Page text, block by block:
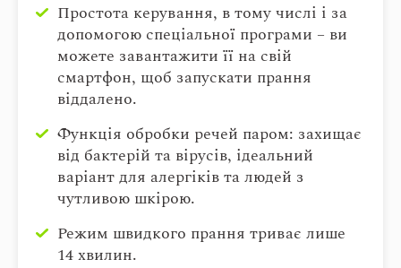
Простота керування, в тому числі і за
допомогою спеціальної програми – ви
можете завантажити її на свій
смартфон, щоб запускати прання
віддалено.
Функція обробки речей паром: захищає
від бактерій та вірусів, ідеальний
варіант для алергіків та людей з
чутливою шкірою.
Режим швидкого прання триває лише
14 хвилин.